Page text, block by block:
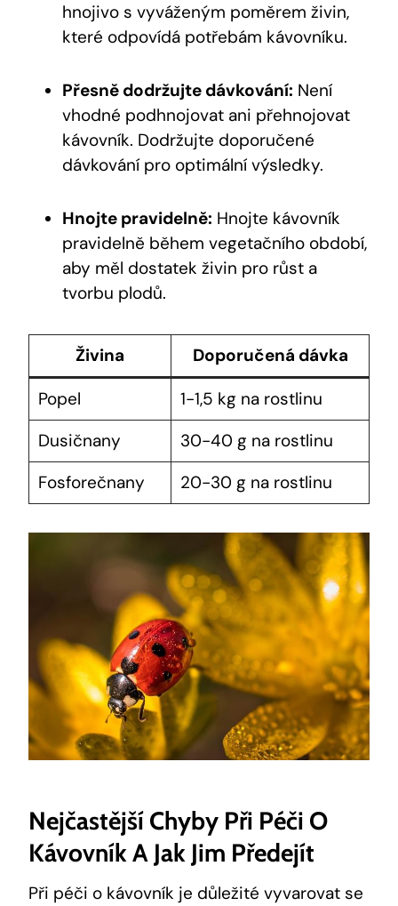
hnojivo s vyváženým poměrem živin,
které odpovídá potřebám kávovníku.
Přesně dodržujte dávkování: Není
vhodné podhnojovat ani přehnojovat
kávovník. Dodržujte doporučené
dávkování pro optimální výsledky.
Hnojte pravidelně: Hnojte kávovník
pravidelně během vegetačního období,
aby měl dostatek živin pro růst a
tvorbu plodů.
Živina
Doporučená dávka
Popel
1-1,5 kg na rostlinu
Dusičnany
30-40 g na rostlinu
Fosforečnany
20-30 g na rostlinu
Nejčastější Chyby Při Péči O
Kávovník A Jak Jim Předejít
Při péči o kávovník je důležité vyvarovat se